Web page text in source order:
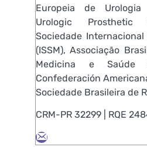
Europeia de
Urologic Prosthetic
Sociedade
(ISSM), Associação
Medicina e Saúde
Confederación
Sociedade Brasileira de
CRM-PR 32299 | RQE